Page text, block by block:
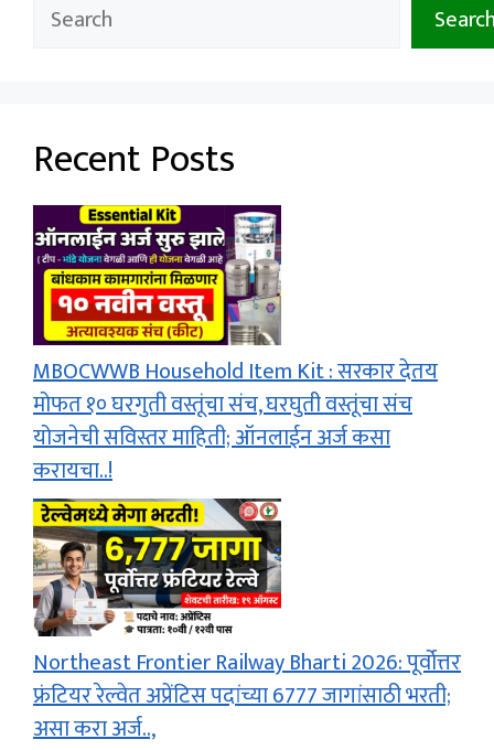
Recent Posts
MBOCWWB Household Item Kit : सरकार देतय
मोफत १० घरगुती वस्तूंचा संच, घरघुती वस्तूंचा संच
योजनेची सविस्तर माहिती; ऑनलाईन अर्ज कसा
करायचा..!
Northeast Frontier Railway Bharti 2026: पूर्वोत्तर
फ्रंटियर रेल्वेत अप्रेंटिस पदांच्या 6777 जागांसाठी भरती;
असा करा अर्ज..,